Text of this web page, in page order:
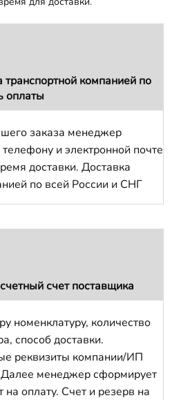
транспортной компанией по
оплаты
заказа менеджер
и электронной почте
доставки. Доставка
по всей России и СНГ
счет поставщика
номенклатуру, количество
способ доставки.
реквизиты компании/ИП
менеджер сформирует
на оплату. Счет и резерв на